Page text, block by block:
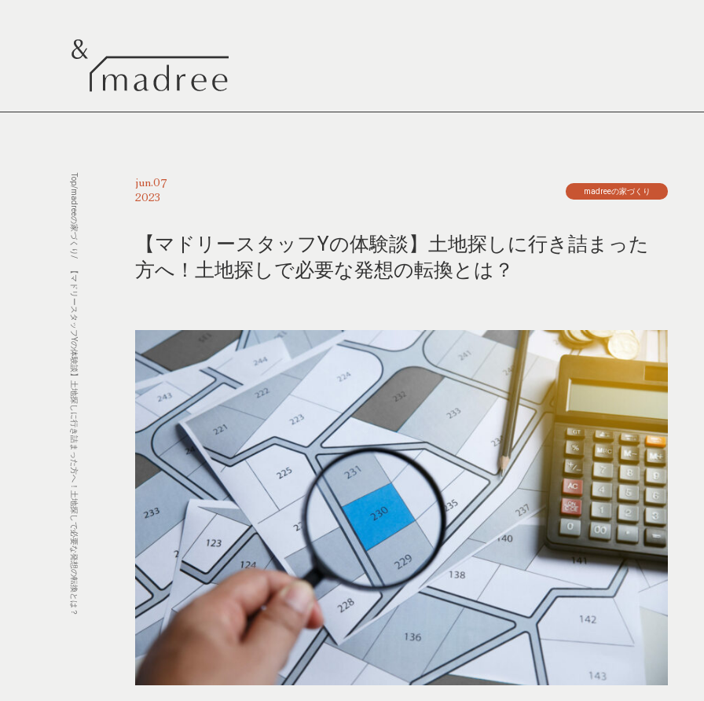
jun. 07
2023 madreeの家づくり
【マドリースタッフYの体験談】土地探しに行き詰まった
方へ！土地探しで必要な発想の転換とは？
Top
/
madreeの家づくり
/
【マドリースタッフYの体験談】土地探しに行き詰まった方へ！土地探しで必要な発想の転換とは？